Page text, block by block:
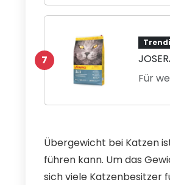
7
Für
Übergewicht bei Katzen
führen kann. Um das
sich viele Katzenbesitzer